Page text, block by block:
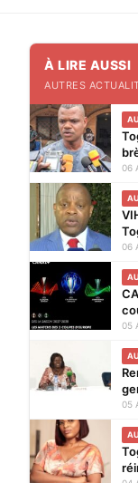
À LIRE AUSSI
AUTRES
06
06
de
4
05
05